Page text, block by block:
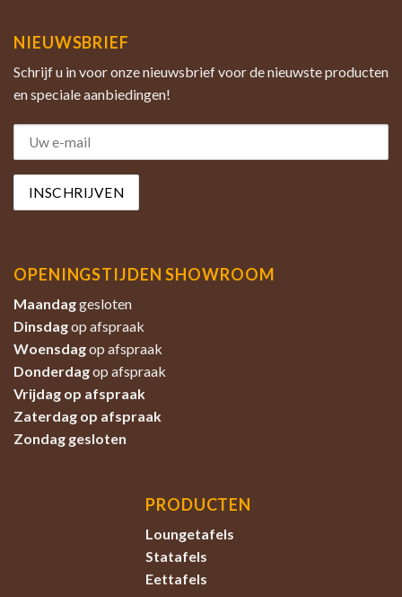
NIEUWSBRIEF
Schrijf u in voor onze nieuwsbrief voor de nieuwste producten
en speciale aanbiedingen!
OPENINGSTIJDEN SHOWROOM
Maandaggesloten
Dinsdagop afspraak
Woensdagop afspraak
Donderdagop afspraak
Vrijdag op afspraak
Zaterdag op afspraak
Zondag gesloten
PRODUCTEN
Loungetafels
Statafels
Eettafels